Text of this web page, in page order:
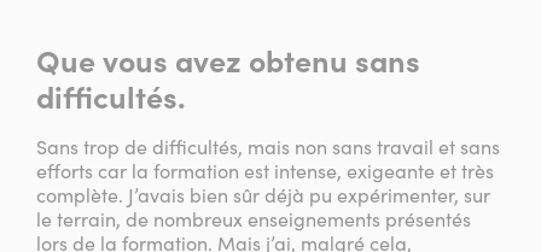
Que vous avez obtenu sans
difficultés.
Sans trop de difficultés, mais non sans travail et sans
efforts car la formation est intense, exigeante et très
complète. J’avais bien sûr déjà pu expérimenter, sur
le terrain, de nombreux enseignements présentés
lors de la formation. Mais j’ai, malgré cela,